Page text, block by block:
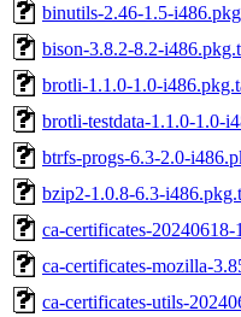
binutils-2.46-1.5-
bison-3.8.2-8.2-
brotli-1.1.0-1.0-
brotli-testdata-1.1.0-1.0-
btrfs-progs-6.3-2.0-
bzip2-1.0.8-6.3-
ca-certificates-20240618-
ca-certificates-mozilla-
ca-certificates-utils-